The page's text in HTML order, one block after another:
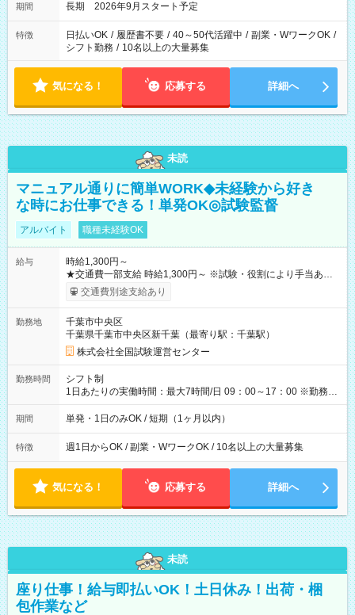
期間 長期 2026年9月スタート予定
特徴 日払いOK / 履歴書不要 / 40～50代活躍中 / 副業・WワークOK /
シフト勤務 / 10名以上の大量募集
気になる！ 応募する 詳細へ
未読
マニュアル通りに簡単WORK◆未経験から好き
な時にお仕事できる！単発OK◎試験監督
アルバイト 職種未経験OK
給与
時給1,300円～
★交通費一部支給 時給1,300円～ ※試験・役割により手当あり
※勤務回数により昇給あり 【即給（前払い）オプションあ
り！】 希望される場合、勤務から1週間ほどで給与の一部を受け
例】 ・河合塾模擬試験 8:30～17:30（休憩1時間） 時給1,300円
×8時間＝日収10,400円＋交通費 ※当日の役割により時給＋100
円の場合あり ・国家試験 7:00～13:30（休憩なし） 時給1,300
円（役割手当＋100円）×6時間＝日収8,400円＋交通費 【試用期
間】試用期間なし
交通費別途支給あり
勤務地
千葉市中央区
千葉県千葉市中央区新千葉（最寄り駅：千葉駅）
株式会社全国試験運営センター
勤務時間
シフト制
1日あたりの実働時間：最大7時間/日 09：00～17：00 ※勤務時
間は 試験により異なります。
期間 単発・1日のみOK / 短期（1ヶ月以内）
特徴 週1日からOK / 副業・WワークOK / 10名以上の大量募集
気になる！ 応募する 詳細へ
未読
座り仕事！給与即払いOK！土日休み！出荷・梱
包作業など